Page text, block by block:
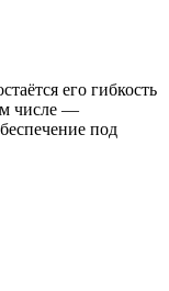
его гибкость
числе —
под